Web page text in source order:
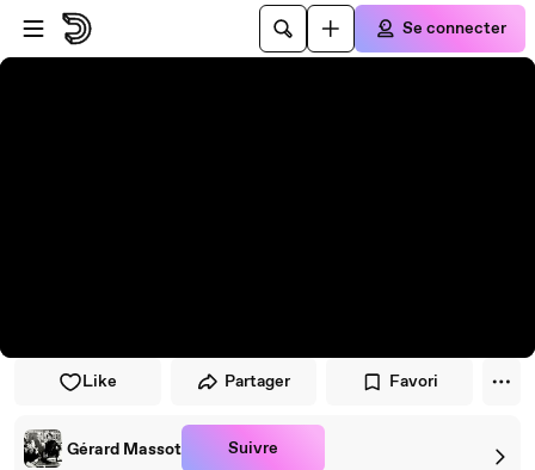
Passer au player
Passer au contenu principal
Se connecter
Like Partager Favori
Gérard Massot Suivre